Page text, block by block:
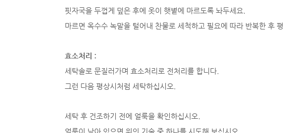
핏자국을 두껍게 덮은 후에 옷이 햇볕에 마르도록 놔두세요.
마르면 옥수수 녹말을 털어내 찬물로 세척하고 필요에 따라 반복한 후
효소처리 :
세탁솔로 문질러가며 효소처리로 전처리를 합니다.
그런 다음 평상시처럼 세탁하십시오.
세탁 후 건조하기 전에 얼룩을 확인하십시오.
얼룩이 남아 있으면 위의 기술 중 하나를 시도해 보십시오.